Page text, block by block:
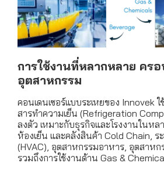
การใช้งานที่หลากหลาย คร
อุตสาหกรรม
คอนเดนเซอร์แบบระเหยของ Innovek
สารทำความเย็น (Refrigeration
ลงตัว เหมาะกับธุรกิจและโรงงานในหล
ห้องเย็น และคลังสินค้า Cold Chain, ร
(HVAC), อุตสาหกรรมอาหาร, อุตสาห
รวมถึงการใช้งานด้าน Gas &